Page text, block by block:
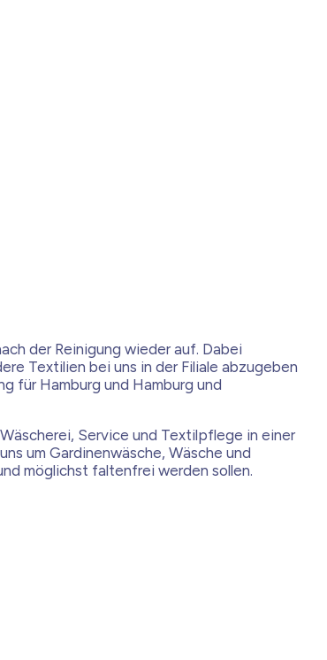
der Reinigung wieder auf. Dabei
Textilien bei uns in der Filiale abzugeben
für Hamburg und Hamburg und
Service und Textilpflege in einer
um Gardinenwäsche, Wäsche und
möglichst faltenfrei werden sollen.